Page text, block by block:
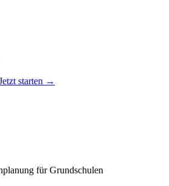
starten →
für Grundschulen